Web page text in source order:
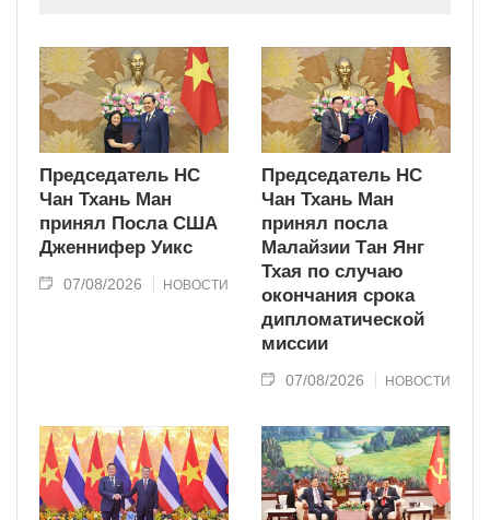
Председатель НС
Чан Тхань Ман
принял Посла США
Дженнифер Уикс
07/08/2026 НОВОСТИ
Председатель НС
Чан Тхань Ман
принял посла
Малайзии Тан Янг
Тхая по случаю
окончания срока
дипломатической
миссии
07/08/2026 НОВОСТИ